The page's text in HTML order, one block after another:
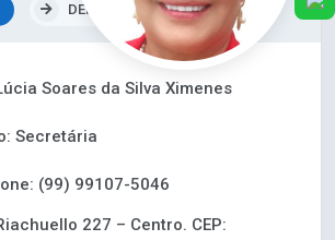
DEPARTAMENTOS
Soares da Silva Ximenes
Secretária
(99) 99107-5046
227 – Centro. CEP: